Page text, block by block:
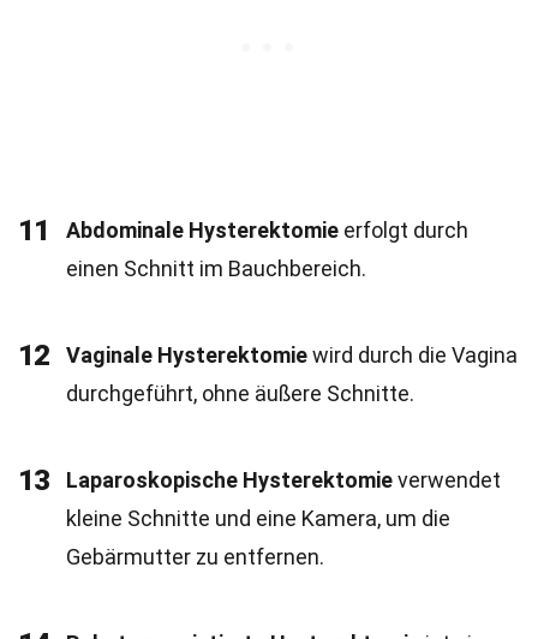
11 Abdominale Hysterektomie erfolgt durch
einen Schnitt im Bauchbereich.
12 Vaginale Hysterektomiewird durch die Vagina
durchgeführt, ohne äußere Schnitte.
13 Laparoskopische Hysterektomieverwendet
kleine Schnitte und eine Kamera, um die
Gebärmutter zu entfernen.